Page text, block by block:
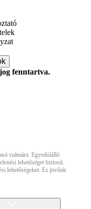
fenntartva.
számára. Egyedülálló
lehetőséget biztosít.
lehetőségeket. Ez jövőnk